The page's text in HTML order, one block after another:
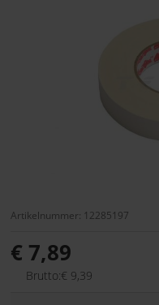
Artikelnummer: 12285197
€ 7,89
Brutto:€ 9,39